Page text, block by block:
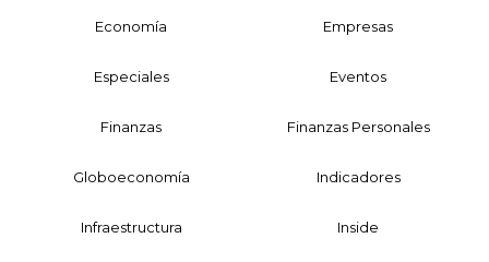
Economía Empresas
Especiales Eventos
Finanzas Finanzas Personales
Globoeconomía Indicadores
Infraestructura Inside